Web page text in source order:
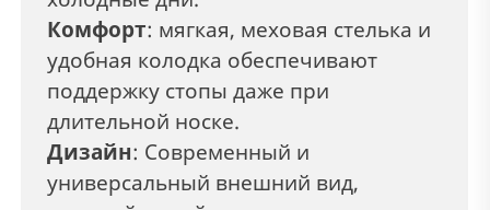
Комфорт: мягкая, меховая стелька и
удобная колодка обеспечивают
поддержку стопы даже при
длительной носке.
Дизайн: Современный и
универсальный внешний вид,